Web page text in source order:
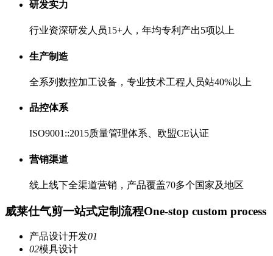
研发实力
行业资深研发人员15+人，年均专利产出5项以上
生产制造
全系列数控加工设备，专业技术工程人员站40%以上
品控体系
ISO9001::2015质量管理体系、欧盟CE认证
营销渠道
线上线下全渠道营销，产品覆盖70多个国家及地区
威莱仕气剪一站式定制流程One-stop custom process
产品设计开发01
02模具设计